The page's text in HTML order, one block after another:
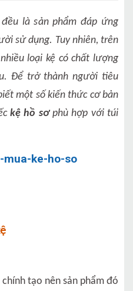
là sản phẩm đáp ứng
sử dụng. Tuy nhiên, trên
loại kệ có chất lượng
Để trở thành người tiêu
một số kiến thức cơ bản
kệ hồ sơphù hợp với túi
tạo nên sản phẩm đó